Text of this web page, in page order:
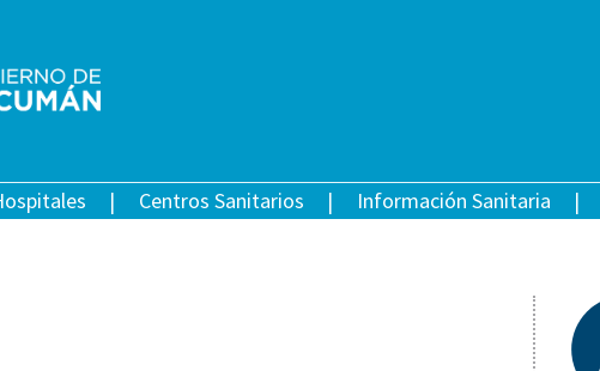
Centros Sanitarios Información Sanitaria